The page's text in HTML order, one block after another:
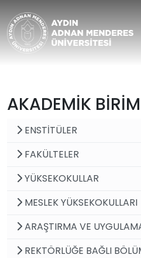
Aydın Adnan
AKADEMİK
ENSTİTÜLER
FAKÜLTELER
YÜKSEKOKULLAR
MESLEK YÜKSEKOKULLARI
ARAŞTIRMA VE
REKTÖRLÜĞE BAĞLI